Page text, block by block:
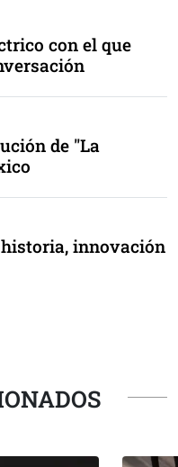
con el que
de "La
historia, innovación